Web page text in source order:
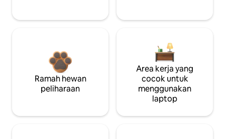
Ramah hewan
peliharaan
Area kerja yang
cocok untuk
menggunakan
laptop